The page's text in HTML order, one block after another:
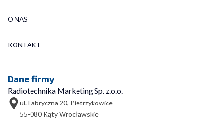
O NAS
KONTAKT
Dane firmy
Radiotechnika Marketing Sp. z.o.o.
ul. Fabryczna 20, Pietrzykowice
55-080 Kąty Wrocławskie